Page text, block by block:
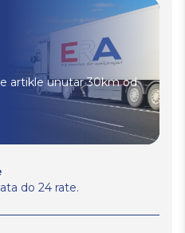
artikle unutar 30km od
do 24 rate.